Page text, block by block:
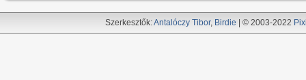
Szerkesztők:Antalóczy Tibor, Birdie | © 2003-2022